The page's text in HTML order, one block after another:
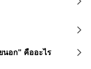
นอก" คืออะไร